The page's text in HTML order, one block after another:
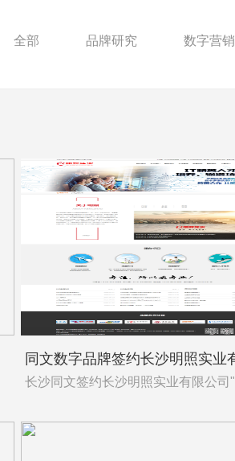
全部 品牌研究 数字营销
长沙同文签约长沙明照实业有限公司"